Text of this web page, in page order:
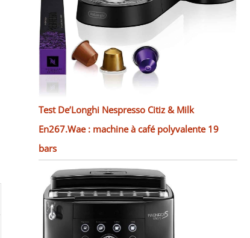
Test De’Longhi Nespresso Citiz & Milk
En267.Wae : machine à café polyvalente 19
bars